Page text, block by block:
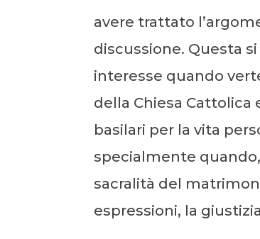
avere trattato
discussione. Questa
interesse quando
della Chiesa Cattolica
basilari per la vita
specialmente
sacralità del
espressioni, la